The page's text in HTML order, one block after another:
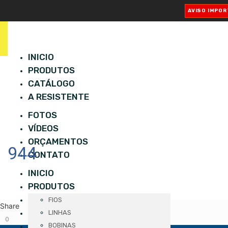
AVISO
INICIO
PRODUTOS
CATÁLOGO
A RESISTENTE
FOTOS
VÍDEOS
ORÇAMENTOS
CONTATO
INICIO
PRODUTOS
FIOS
LINHAS
BOBINAS
CATÁLOGO
A RESISTENTE
FOTOS
944
Share
0